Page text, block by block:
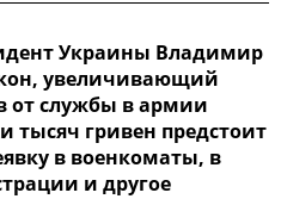
Украины Владимир
увеличивающий
от службы в армии
тысяч гривен предстоит
в военкоматы, в
и другое